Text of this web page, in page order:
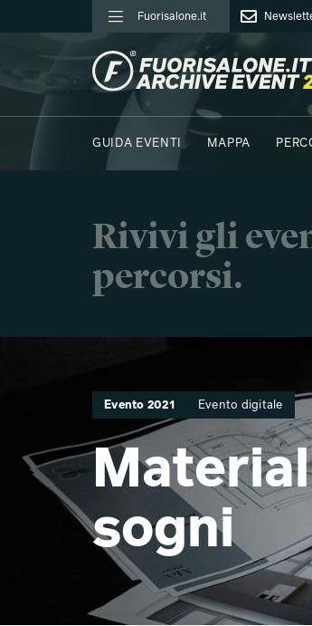
Fuorisalone.it
FUORISALONE.IT
GUIDA EVENTI
MAPPA
Rivivi gli
percorsi.
Evento 2021 Evento digitale
sogni